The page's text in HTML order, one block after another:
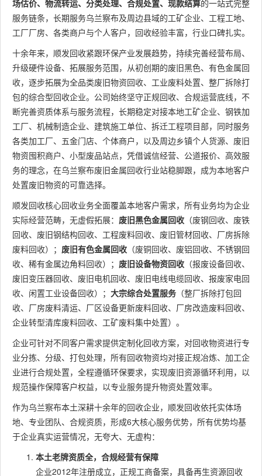
场估价、物流转运、分类处理、合规处置、现款结算的一站式完整
服务链条，长期服务乌兰察布及周边县域的工矿企业、工程工地、
工厂厂房、各类商户与个人客户，回收经验丰富，行业口碑扎实。
十余年来，顺发回收紧跟环保产业发展趋势，持续完善经营布局、
升级硬件设备、拓展服务范围，从初创期的废旧黑色、有色金属回
收，逐步拓展为全品类废旧物资回收、工业废料处置、整厂拆除打
包的综合型回收企业。公司始终坚守正规回收、合规运营底线，不
断完善资质体系与服务流程，长期稳定对接本地工矿企业、钢铁加
工厂、机械制造企业、建筑施工单位、拆迁工程项目部，同时服务
各类加工厂、五金门店、个体商户，以及周边乡镇个人货源、废旧
物资囤积商户、小型废品站点，凭借诚信经营、公道报价、高效服
务的理念，在乌兰察布废旧金属回收行业站稳脚跟，成为本地客户
处置废旧物资的可靠选择。
顺发回收核心回收业务全面覆盖本地客户需求，所有业务均为企业
实际经营范畴，无虚假拓展： 废旧黑色金属回收 （废钢回收、废铁
回收、废旧钢结构回收、工程废料回收、废旧管材回收、厂房拆除
废料回收）； 废旧有色金属回收 （废铜回收、废铝回收、不锈钢回
收、稀有金属边角料回收）； 废旧设备物资回收 （报废设备回收、
废旧变压器回收、废旧电机回收、废旧电线电缆回收、报废家电回
收、闲置工业设备回收）； 大宗综合处置服务 （整厂拆除打包回
收、厂房废料清运、厂区设备更新废料回收、厂房改造废料回收、
企业转型清库废料回收、工矿废料集中处置）。
企业可针对不同客户需求提供定制化回收方案，对回收物资进行专
业分拣、分级、打包处理，所有回收物资均对接正规冶炼、加工企
业进行合规处置，全程遵循环保要求，实现废旧资源循环利用，以
规范操作保障客户权益，以专业服务提升物资处置效率。
作为乌兰察布本土深耕十余年的回收企业，顺发回收依托实体场
地、专业团队、合规资质，形成6大核心服务优势，所有优势均基
于企业真实运营情况，无夸大、无虚构：
本土老牌资质全，合规经营有保障
企业2012年注册成立，正规工商备案，具备再生资源回收